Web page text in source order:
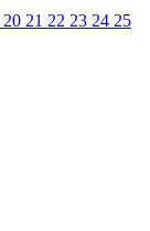
20 21 22 23 24 25